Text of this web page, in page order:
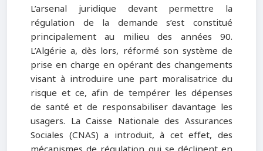
L’arsenal juridique devant permettre la
régulation de la demande s’est constitué
principalement au milieu des années 90.
L’Algérie a, dès lors, réformé son système de
prise en charge en opérant des changements
visant à introduire une part moralisatrice du
risque et ce, afin de tempérer les dépenses
de santé et de responsabiliser davantage les
usagers. La Caisse Nationale des Assurances
Sociales (CNAS) a introduit, à cet effet, des